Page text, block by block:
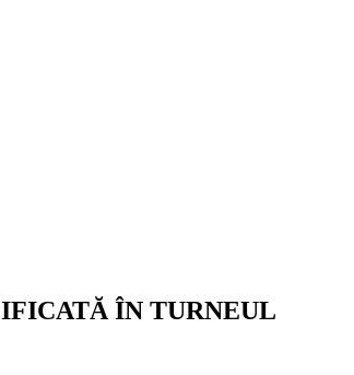
ÎN TURNEUL